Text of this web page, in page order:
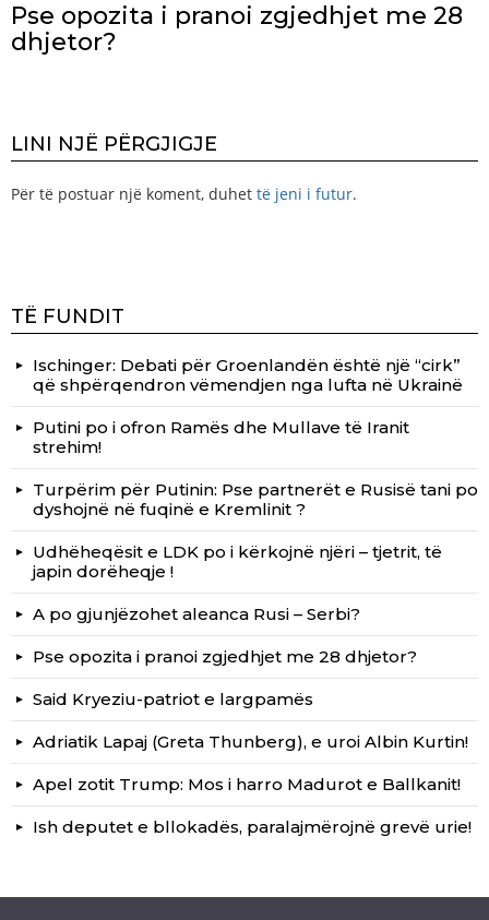
Pse opozita i pranoi zgjedhjet me 28
dhjetor?
LINI NJË PËRGJIGJE
Për të postuar një koment, duhet të jeni i futur.
TË FUNDIT
Ischinger: Debati për Groenlandën është një “cirk”
që shpërqendron vëmendjen nga lufta në Ukrainë
Putini po i ofron Ramës dhe Mullave të Iranit
strehim!
Turpërim për Putinin: Pse partnerët e Rusisë tani po
dyshojnë në fuqinë e Kremlinit ?
Udhëheqësit e LDK po i kërkojnë njëri – tjetrit, të
japin dorëheqje !
A po gjunjëzohet aleanca Rusi – Serbi?
Pse opozita i pranoi zgjedhjet me 28 dhjetor?
Said Kryeziu-patriot e largpamës
Adriatik Lapaj (Greta Thunberg), e uroi Albin Kurtin!
Apel zotit Trump: Mos i harro Madurot e Ballkanit!
Ish deputet e bllokadës, paralajmërojnë grevë urie!